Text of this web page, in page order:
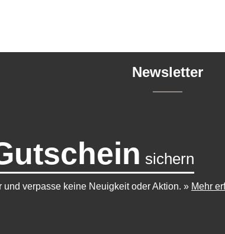
Newsletter
sichern
verpasse keine Neuigkeit oder Aktion. » Mehr